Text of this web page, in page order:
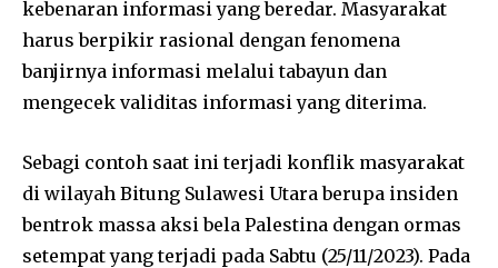
kebenaran informasi yang beredar. Masyarakat
harus berpikir rasional dengan fenomena
banjirnya informasi melalui tabayun dan
mengecek validitas informasi yang diterima.
Sebagi contoh saat ini terjadi konflik masyarakat
di wilayah Bitung Sulawesi Utara berupa insiden
bentrok massa aksi bela Palestina dengan ormas
setempat yang terjadi pada Sabtu (25/11/2023). Pada